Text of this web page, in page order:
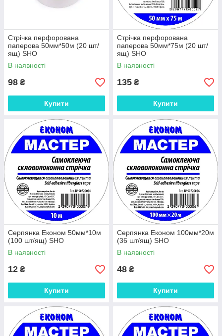
Стрічка перфорована
паперова 50мм*50м (20 шт/
ящ) SHO
В наявності
98 ₴
Купити
Стрічка перфорована
паперова 50мм*75м (20 шт/
ящ) SHO
В наявності
135 ₴
Купити
Серпянка Економ 50мм*10м
(100 шт/ящ) SHO
В наявності
12 ₴
Купити
Серпянка Економ 100мм*20м
(36 шт/ящ) SHO
В наявності
48 ₴
Купити